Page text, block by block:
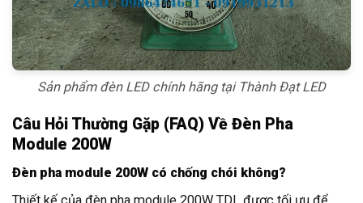
Sản phẩm đèn LED chính hãng tại Thành Đạt LED
Câu Hỏi Thường Gặp (FAQ) Về Đèn Pha
Module 200W
Đèn pha module 200W có chống chói không?